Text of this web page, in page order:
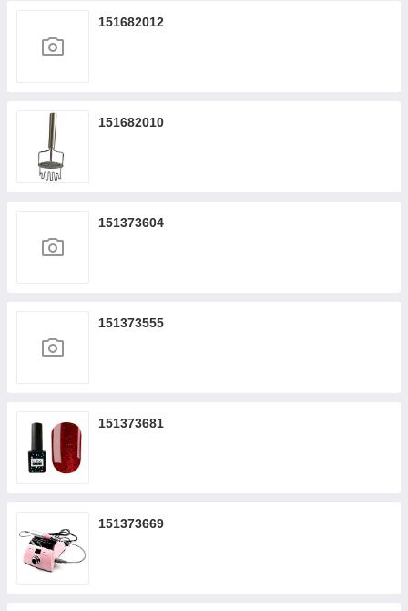
151682012
151682010
151373604
151373555
151373681
151373669